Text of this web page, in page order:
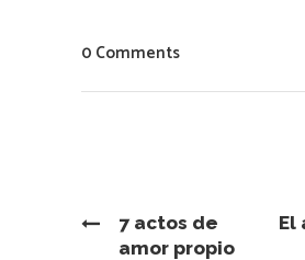
0 Comments
7 actos de
amor propio
El